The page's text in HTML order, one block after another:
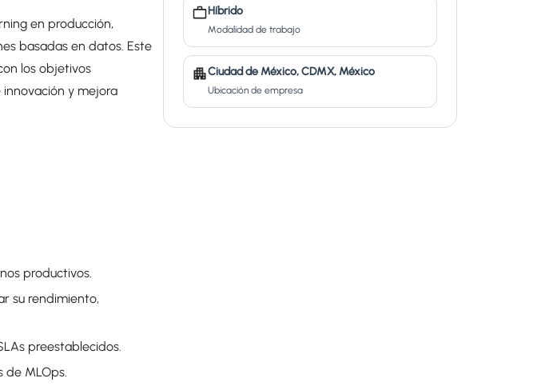
en producción,
basadas en datos. Este
los objetivos
y mejora
productivos.
su rendimiento,
preestablecidos.
de MLOps.
Híbrido
Modalidad de trabajo
Ciudad de México, CDMX, México
Ubicación de empresa